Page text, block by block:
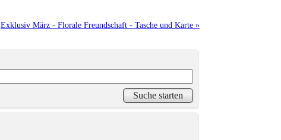
Exklusiv März - Florale Freundschaft - Tasche und Karte »